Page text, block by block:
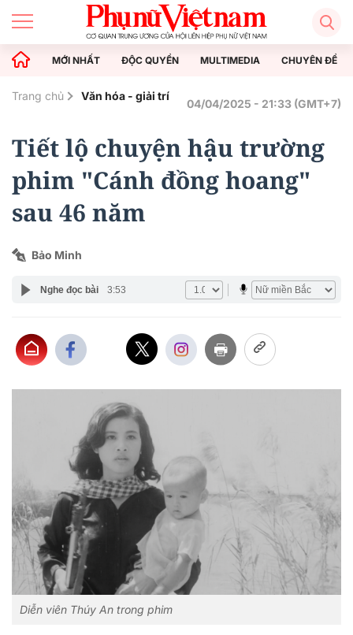
MỚI NHẤT ĐỘC QUYỀN MULTIMEDIA CHUYÊN ĐỀ
Trang chủ Văn hóa - giải trí
04/04/2025 - 21:33 (GMT+7)
Tiết lộ chuyện hậu trường
phim "Cánh đồng hoang"
sau 46 năm
Bảo Minh
Nghe đọc bài 3:53
Diễn viên Thúy An trong phim